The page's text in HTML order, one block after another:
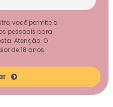
você permite o
pessoais para
Atenção: O
de 18 anos.